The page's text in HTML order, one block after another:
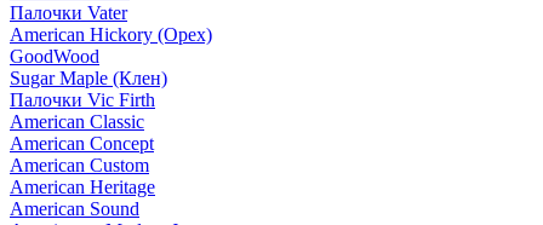
Палочки Vater
American Hickory (Орех)
GoodWood
Sugar Maple (Клен)
Палочки Vic Firth
American Classic
American Concept
American Custom
American Heritage
American Sound